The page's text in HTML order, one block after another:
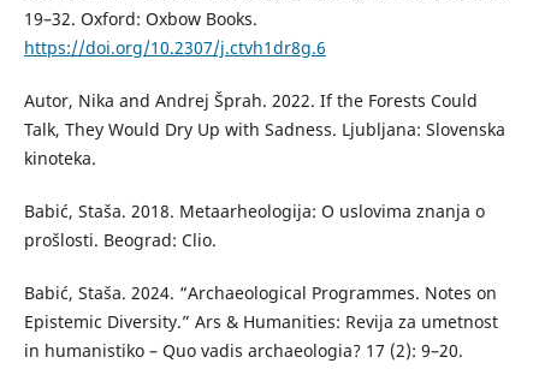
19–32. Oxford: Oxbow Books.
https://doi.org/10.2307/j.ctvh1dr8g.6
Autor, Nika and Andrej Šprah. 2022. If the Forests Could
Talk, They Would Dry Up with Sadness. Ljubljana: Slovenska
kinoteka.
Babić, Staša. 2018. Metaarheologija: O uslovima znanja o
prošlosti. Beograd: Clio.
Babić, Staša. 2024. “Archaeological Programmes. Notes on
Epistemic Diversity.” Ars & Humanities: Revija za umetnost
in humanistiko – Quo vadis archaeologia? 17 (2): 9–20.